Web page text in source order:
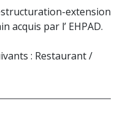
extension
par l’ EHPAD.
: Restaurant /